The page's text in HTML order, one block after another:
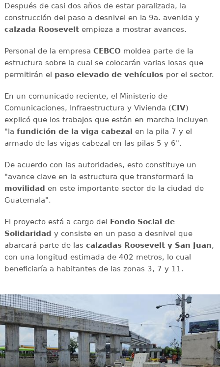
Después de casi dos años de estar paralizada, la
construcción del paso a desnivel en la 9a. avenida y
calzada Rooseveltempieza a mostrar avances.
Personal de la empresa CEBCO moldea parte de la
estructura sobre la cual se colocarán varias losas que
permitirán el paso elevado de vehículospor el sector.
En un comunicado reciente, el Ministerio de
Comunicaciones, Infraestructura y Vivienda (CIV)
explicó que los trabajos que están en marcha incluyen
"la fundición de la viga cabezal en la pila 7 y el
armado de las vigas cabezal en las pilas 5 y 6".
De acuerdo con las autoridades, esto constituye un
"avance clave en la estructura que transformará la
movilidad en este importante sector de la ciudad de
Guatemala".
El proyecto está a cargo del Fondo Social de
Solidaridad y consiste en un paso a desnivel que
abarcará parte de las calzadas Roosevelt y San Juan,
con una longitud estimada de 402 metros, lo cual
beneficiaría a habitantes de las zonas 3, 7 y 11.